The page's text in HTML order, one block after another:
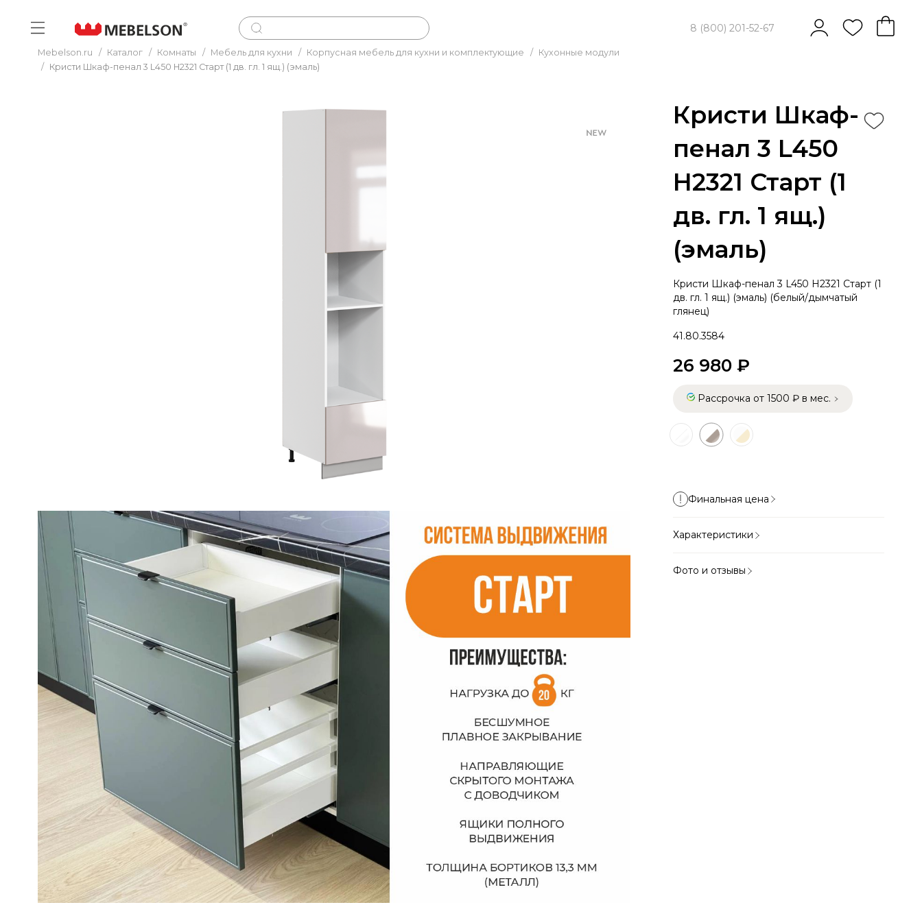
8 (800) 201-52-67
Mebelson.ru / Каталог / Комнаты / Мебель для кухни / Корпусная мебель для кухни и комплектующие / Кухонные модули
/ Кристи Шкаф-пенал 3 L450 H2321 Старт (1 дв. гл. 1 ящ.) (эмаль)
Кристи Шкаф-
пенал 3 L450
H2321 Старт (1
дв. гл. 1 ящ.)
(эмаль)
Кристи Шкаф-пенал 3 L450 H2321 Старт (1
дв. гл. 1 ящ.) (эмаль) (белый/дымчатый
глянец)
41.80.3584
26 980 ₽
Рассрочка от 1500 ₽ в мес.
Финальная цена
Характеристики
Фото и отзывы